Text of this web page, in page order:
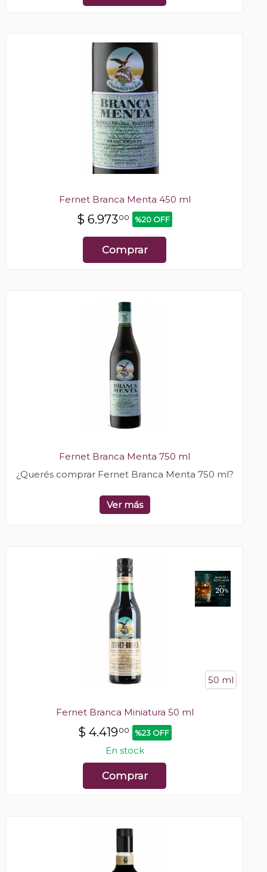
Fernet Branca Menta 450 ml
$ 6.973 00 %20 OFF
Comprar
Fernet Branca Menta 750 ml
¿Querés comprar Fernet Branca Menta 750 ml?
Ver más
50 ml
Fernet Branca Miniatura 50 ml
$ 4.41900 %23 OFF
En stock
Comprar